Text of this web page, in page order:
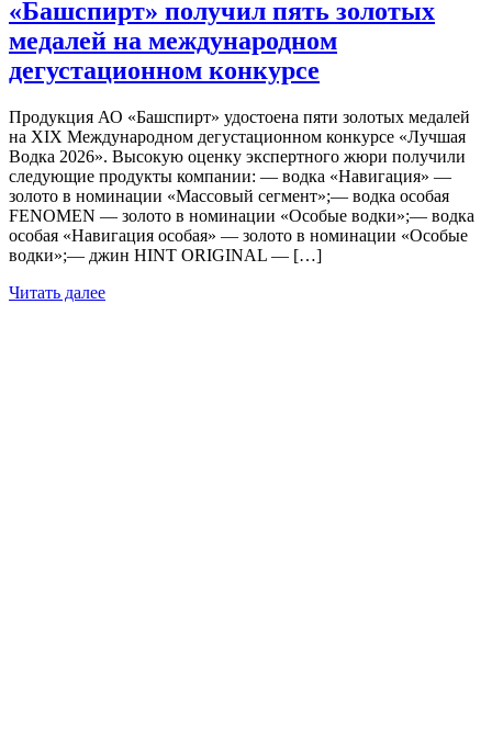
«Башспирт» получил пять золотых
медалей на международном
дегустационном конкурсе
Продукция АО «Башспирт» удостоена пяти золотых медалей
на XIX Международном дегустационном конкурсе «Лучшая
Водка 2026». Высокую оценку экспертного жюри получили
следующие продукты компании: — водка «Навигация» —
золото в номинации «Массовый сегмент»;— водка особая
FENOMEN — золото в номинации «Особые водки»;— водка
особая «Навигация особая» — золото в номинации «Особые
водки»;— джин HINT ORIGINAL — […]
Читать далее